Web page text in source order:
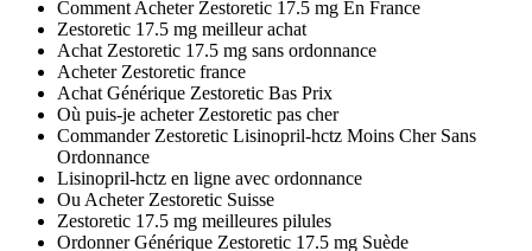
Comment Acheter Zestoretic 17.5 mg En France
Zestoretic 17.5 mg meilleur achat
Achat Zestoretic 17.5 mg sans ordonnance
Acheter Zestoretic france
Achat Générique Zestoretic Bas Prix
Où puis-je acheter Zestoretic pas cher
Commander Zestoretic Lisinopril-hctz Moins Cher Sans
Ordonnance
Lisinopril-hctz en ligne avec ordonnance
Ou Acheter Zestoretic Suisse
Zestoretic 17.5 mg meilleures pilules
Ordonner Générique Zestoretic 17.5 mg Suède